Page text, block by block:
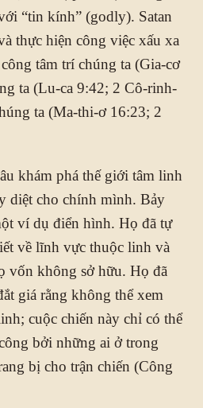
“tin kính” (godly). Satan
thực hiện công việc xấu xa
tâm trí chúng ta (Gia-cơ
ta (Lu-ca 9:42; 2 Cô-rinh-
ta (Ma-thi-ơ 16:23; 2
khám phá thế giới tâm linh
diệt cho chính mình. Bảy
ví dụ điển hình. Họ đã tự
về lĩnh vực thuộc linh và
vốn không sở hữu. Họ đã
giá rằng không thể xem
cuộc chiến này chỉ có thể
bởi những ai ở trong
bị cho trận chiến (Công